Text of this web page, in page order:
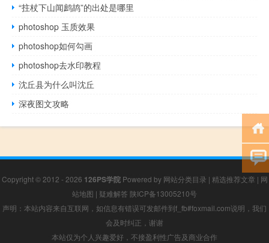
“拄杖下山闻鹧鸪”的出处是哪里
photoshop 玉质效果
photoshop如何勾画
photoshop去水印教程
沈丘县为什么叫沈丘
深夜图文攻略
Copyright © 2012 - 2026 126PS学院Powered by 网站分类目录 | 精选推荐文章 | 网
站地图 | 疑难解答 陕ICP备13005210号
声明：本站内容来自互联网，如信息有错误可发邮件到f_fb#foxmail.com说明，我们
会及时纠正，谢谢
本站仅为个人兴趣爱好，不接盈利性广告及商业合作